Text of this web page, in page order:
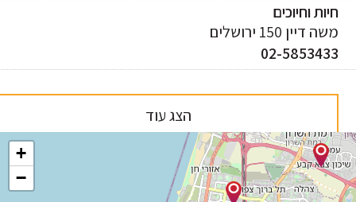
וחיוכים
150 ירושלים
02-
הצג עוד